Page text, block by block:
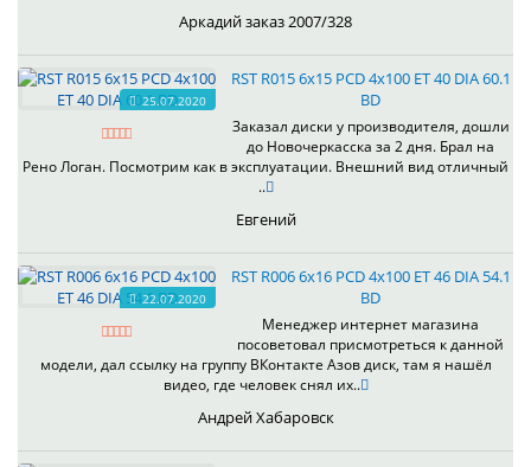
Аркадий заказ 2007/328
25.07.2020
RST R015 6x15 PCD 4x100 ET 40 DIA 60.1
BD
Заказал диски у производителя, дошли
до Новочеркасска за 2 дня. Брал на
Рено Логан. Посмотрим как в эксплуатации. Внешний вид отличный
..
Евгений
22.07.2020
RST R006 6x16 PCD 4x100 ET 46 DIA 54.1
BD
Менеджер интернет магазина
посоветовал присмотреться к данной
модели, дал ссылку на группу ВКонтакте Азов диск, там я нашёл
видео, где человек снял их..
Андрей Хабаровск